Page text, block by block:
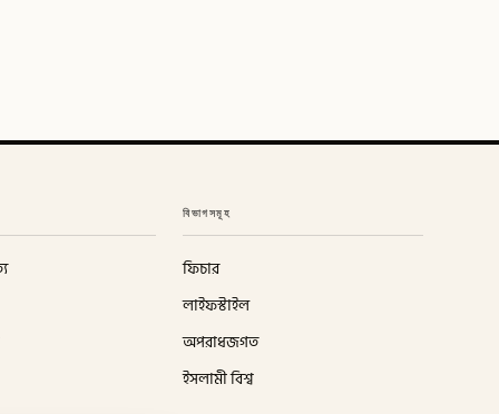
বিভাগসমূহ
ফিচার
লাইফস্টাইল
অপরাধজগত
ইসলামী বিশ্ব